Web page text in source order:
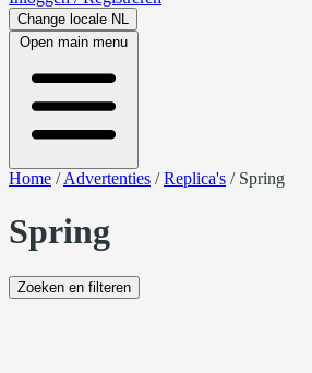
Change locale NL
Open main menu
Home /Advertenties /Replica's / Spring
Spring
Zoeken en filteren